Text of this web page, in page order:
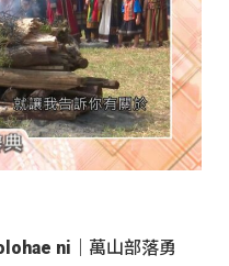
ni｜萬山部落勇